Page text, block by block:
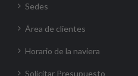
Sedes
Área de clientes
Horario de la naviera
Solicitar Presupuesto